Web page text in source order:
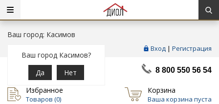
Ваш город: Касимов
Ваш город Касимов?
Да
Нет
Вход | Регистрация
8 800 550 56 54
Избранное
Товаров (0)
Корзина
Ваша корзина пуста